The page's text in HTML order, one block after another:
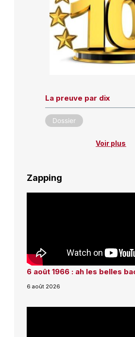
La preuve par dix
Dossier
Voir plus
Zapping
6 août 1966 : ah les belles
6 août 2026